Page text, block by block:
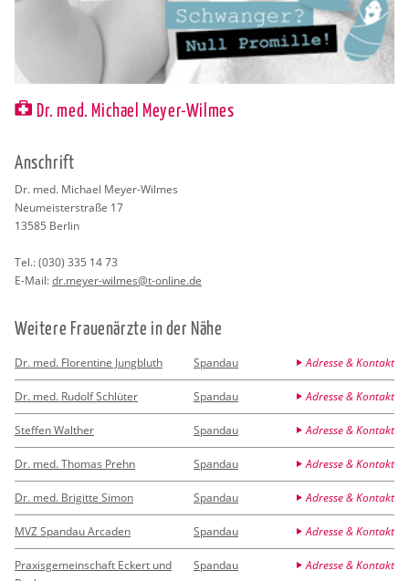
Dr. med. Michael Meyer-Wilmes
An­schrift
Dr. med. Mi­cha­el Meyer-Wil­mes
Neu­meis­ter­stra­ße 17
13585 Ber­lin
Tel.:(030) 335 14 73
E-Mail:dr.​meyer-wil­mes@​t-​online.​de
Wei­te­re Frau­en­ärz­te in der Nähe
Dr. med. Florentine Jungbluth Spandau Adresse & Kontakt
Dr. med. Rudolf Schlüter Spandau Adresse & Kontakt
Steffen Walther Spandau Adresse & Kontakt
Dr. med. Thomas Prehn Spandau Adresse & Kontakt
Dr. med. Brigitte Simon Spandau Adresse & Kontakt
MVZ Spandau Arcaden Spandau Adresse & Kontakt
Praxisgemeinschaft Eckert und
Spandau Adresse & Kontakt